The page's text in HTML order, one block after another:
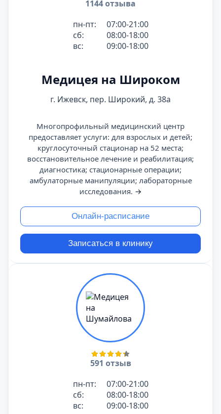
1144 отзыва
пн-пт:
07:00-21:00
сб:
08:00-18:00
вс:
09:00-18:00
Медицея на Широком
г. Ижевск, пер. Широкий, д. 38а
Многопрофильный медицинский центр
предоставляет услуги: для взрослых и детей;
круглосуточный стационар на 52 места;
восстановительное лечение и реабилитация;
диагностика; стационарные операции;
амбулаторные манипуляции; лабораторные
исследования. →
Онлайн-расписание
Записаться в клинику
591 отзыв
пн-пт:
07:00-21:00
сб:
08:00-18:00
вс:
09:00-18:00